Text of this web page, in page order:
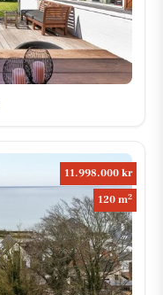
11.998.000 kr
120 m2